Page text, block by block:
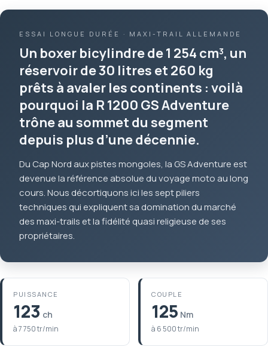
ESSAI LONGUE DURÉE · MAXI-TRAIL ALLEMANDE
Un boxer bicylindre de 1 254 cm³, un
réservoir de 30 litres et 260 kg
prêts à avaler les continents : voilà
pourquoi la R 1200 GS Adventure
trône au sommet du segment
depuis plus d’une décennie.
Du Cap Nord aux pistes mongoles, la GS Adventure est
devenue la référence absolue du voyage moto au long
cours. Nous décortiquons ici les sept piliers
techniques qui expliquent sa domination du marché
des maxi-trails et la fidélité quasi religieuse de ses
propriétaires.
PUISSANCE
123 ch
à 7 750 tr/min
COUPLE
125 Nm
à 6 500 tr/min